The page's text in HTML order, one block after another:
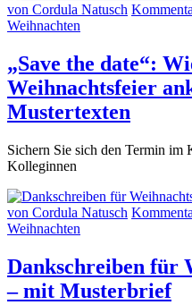
von Cordula Natusch
Weihnachten
„Save the date“:
Weihnachtsfeier
Mustertexten
Sichern Sie sich den Termin im
Kolleginnen
von Cordula Natusch
Weihnachten
Dankschreiben für
– mit Musterbrief